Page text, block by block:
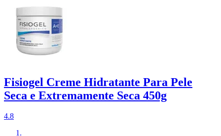
Fisiogel Creme Hidratante Para Pele
Seca e Extremamente Seca 450g
4.8